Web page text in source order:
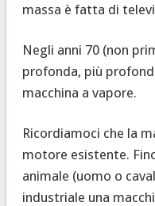
massa è fatta di
Negli anni 70 (non
profonda, più
macchina a vapore.
Ricordiamoci che la
motore esistente.
animale (uomo o
industriale una